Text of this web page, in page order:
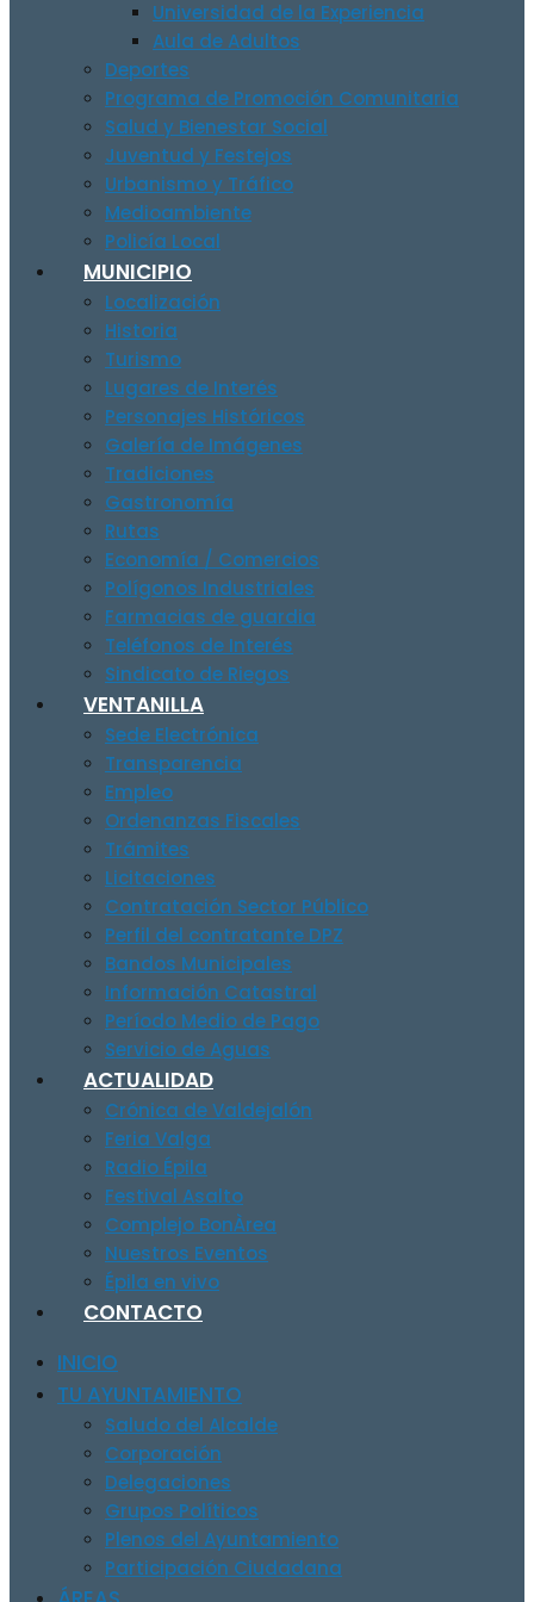
Universidad de la Experiencia
Aula de Adultos
Deportes
Programa de Promoción Comunitaria
Salud y Bienestar Social
Juventud y Festejos
Urbanismo y Tráfico
Medioambiente
Policía Local
MUNICIPIO
Localización
Historia
Turismo
Lugares de Interés
Personajes Históricos
Galería de Imágenes
Tradiciones
Gastronomía
Rutas
Economía / Comercios
Polígonos Industriales
Farmacias de guardia
Teléfonos de Interés
Sindicato de Riegos
VENTANILLA
Sede Electrónica
Transparencia
Empleo
Ordenanzas Fiscales
Trámites
Licitaciones
Contratación Sector Público
Perfil del contratante DPZ
Bandos Municipales
Información Catastral
Período Medio de Pago
Servicio de Aguas
ACTUALIDAD
Crónica de Valdejalón
Feria Valga
Radio Épila
Festival Asalto
Complejo BonÀrea
Nuestros Eventos
Épila en vivo
CONTACTO
INICIO
TU AYUNTAMIENTO
Saludo del Alcalde
Corporación
Delegaciones
Grupos Políticos
Plenos del Ayuntamiento
Participación Ciudadana